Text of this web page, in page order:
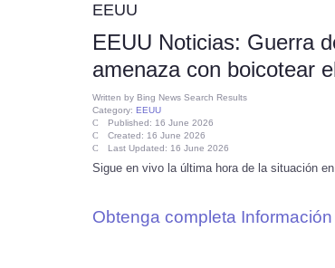
EEUU
EEUU Noticias: Guerra
amenaza con boicotear
Written by Bing News Search Results
Category: EEUU
Published: 16 June 2026
Created: 16 June 2026
Last Updated: 16 June 2026
Sigue en vivo la última hora de la situación
Obtenga completa